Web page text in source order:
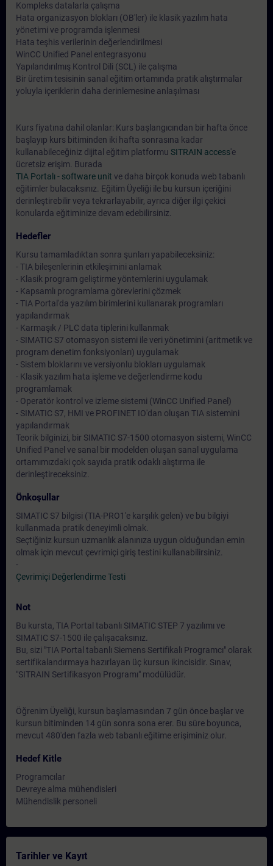
Kompleks datalarla çalışma
Hata organizasyon blokları (OB'ler) ile klasik yazılım hata
yönetimi ve programda işlenmesi
Hata teşhis verilerinin değerlendirilmesi
WinCC Unified Panel entegrasyonu
Yapılandırılmış Kontrol Dili (SCL) ile çalışma
Bir üretim tesisinin sanal eğitim ortamında pratik alıştırmalar
yoluyla içeriklerin daha derinlemesine anlaşılması
Kurs fiyatına dahil olanlar: Kurs başlangıcından bir hafta önce
başlayıp kurs bitiminden iki hafta sonrasına kadar
kullanabileceğiniz dijital eğitim platformu SITRAIN access'e
ücretsiz erişim. Burada
TIA Portalı - software unit ve daha birçok konuda web tabanlı
eğitimler bulacaksınız. Eğitim Üyeliği ile bu kursun içeriğini
derinleştirebilir veya tekrarlayabilir, ayrıca diğer ilgi çekici
konularda eğitiminize devam edebilirsiniz.
Hedefler
Kursu tamamladıktan sonra şunları yapabileceksiniz:
- TIA bileşenlerinin etkileşimini anlamak
- Klasik program geliştirme yöntemlerini uygulamak
- Kapsamlı programlama görevlerini çözmek
- TIA Portal'da yazılım birimlerini kullanarak programları
yapılandırmak
- Karmaşık / PLC data tiplerini kullanmak
- SIMATIC S7 otomasyon sistemi ile veri yönetimini (aritmetik ve
program denetim fonksiyonları) uygulamak
- Sistem bloklarını ve versiyonlu blokları uygulamak
- Klasik yazılım hata işleme ve değerlendirme kodu
programlamak
- Operatör kontrol ve izleme sistemi (WinCC Unified Panel)
- SIMATIC S7, HMI ve PROFINET IO'dan oluşan TIA sistemini
yapılandırmak
Teorik bilginizi, bir SIMATIC S7-1500 otomasyon sistemi, WinCC
Unified Panel ve sanal bir modelden oluşan sanal uygulama
ortamımızdaki çok sayıda pratik odaklı alıştırma ile
derinleştireceksiniz.
Önkoşullar
SIMATIC S7 bilgisi (TIA-PRO1'e karşılık gelen) ve bu bilgiyi
kullanmada pratik deneyimli olmak.
Seçtiğiniz kursun uzmanlık alanınıza uygun olduğundan emin
olmak için mevcut çevrimiçi giriş testini kullanabilirsiniz.
-
Çevrimiçi Değerlendirme Testi
Not
Bu kursta, TIA Portal tabanlı SIMATIC STEP 7 yazılımı ve
SIMATIC S7-1500 ile çalışacaksınız.
Bu, sizi "TIA Portal tabanlı Siemens Sertifikalı Programcı" olarak
sertifikalandırmaya hazırlayan üç kursun ikincisidir. Sınav,
"SITRAIN Sertifikasyon Programı" modülüdür.
Öğrenim Üyeliği, kursun başlamasından 7 gün önce başlar ve
kursun bitiminden 14 gün sonra sona erer. Bu süre boyunca,
mevcut 480'den fazla web tabanlı eğitime erişiminiz olur.
Hedef Kitle
Programcılar
Devreye alma mühendisleri
Mühendislik personeli
Tarihler ve Kayıt